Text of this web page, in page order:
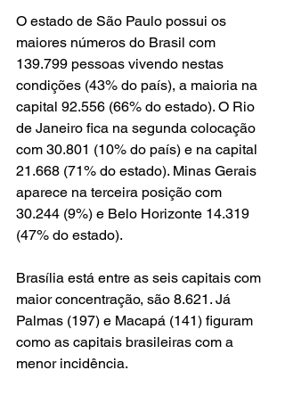
O estado de São Paulo possui os
maiores números do Brasil com
139.799 pessoas vivendo nestas
condições (43% do país), a maioria na
capital 92.556 (66% do estado). O Rio
de Janeiro fica na segunda colocação
com 30.801 (10% do país) e na capital
21.668 (71% do estado). Minas Gerais
aparece na terceira posição com
30.244 (9%) e Belo Horizonte 14.319
(47% do estado).
Brasília está entre as seis capitais com
maior concentração, são 8.621. Já
Palmas (197) e Macapá (141) figuram
como as capitais brasileiras com a
menor incidência.